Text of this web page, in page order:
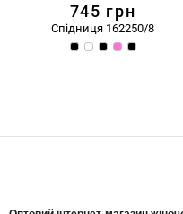
745 грн
Спідниця 162250/8